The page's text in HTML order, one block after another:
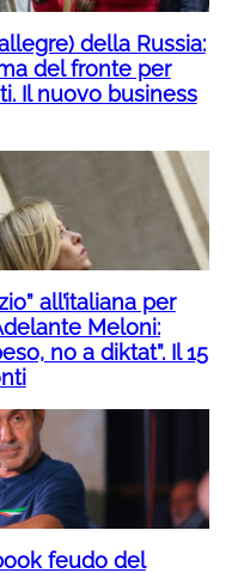
della Russia:
del fronte per
Il nuovo business
all’italiana per
Meloni:
no a diktat”. Il 15
feudo del